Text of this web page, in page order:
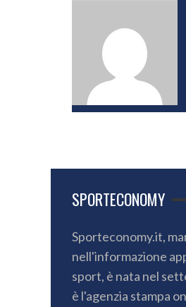
SPORTECONOMY
Sporteconomy.it,
nell'informazione
sport, è nata nel
è l'agenzia stampa